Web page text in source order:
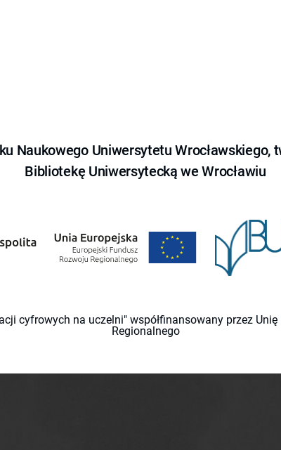
Naukowego Uniwersytetu Wrocławskiego,
Bibliotekę Uniwersytecką we Wrocławiu
cyfrowych na uczelni" współfinansowany przez
Regionalnego